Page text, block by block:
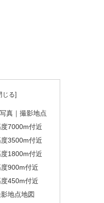
真｜撮影地点
7000m付近
3500m付近
1800m付近
900m付近
450m付近
地点地図